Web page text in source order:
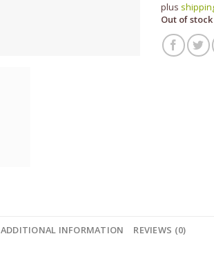
plus
Out of stock
ADDITIONAL INFORMATION REVIEWS (0)